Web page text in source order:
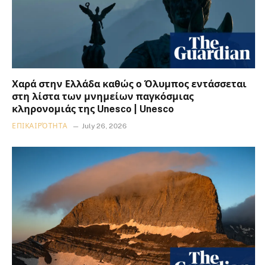
Χαρά στην Ελλάδα καθώς ο Όλυμπος εντάσσεται
στη λίστα των μνημείων παγκόσμιας
κληρονομιάς της Unesco | Unesco
ΕΠΙΚΑΙΡΌΤΗΤΑ July 26, 2026